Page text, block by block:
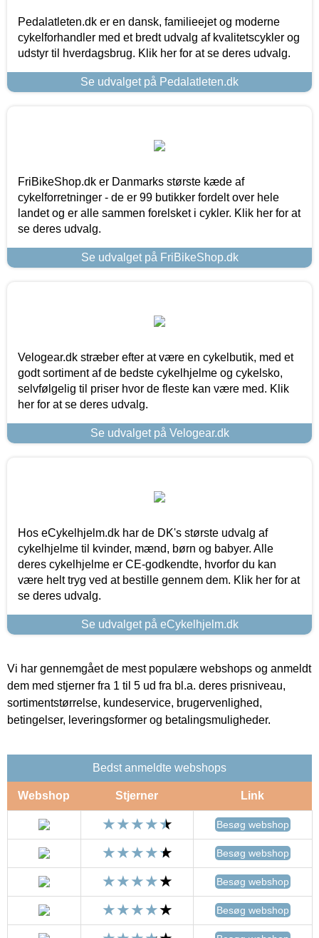
Pedalatleten.dk er en dansk, familieejet og moderne
cykelforhandler med et bredt udvalg af kvalitetscykler og
udstyr til hverdagsbrug. Klik her for at se deres udvalg.
Se udvalget på Pedalatleten.dk
FriBikeShop.dk er Danmarks største kæde af
cykelforretninger - de er 99 butikker fordelt over hele
landet og er alle sammen forelsket i cykler. Klik her for at
se deres udvalg.
Se udvalget på FriBikeShop.dk
Velogear.dk stræber efter at være en cykelbutik, med et
godt sortiment af de bedste cykelhjelme og cykelsko,
selvfølgelig til priser hvor de fleste kan være med. Klik
her for at se deres udvalg.
Se udvalget på Velogear.dk
Hos eCykelhjelm.dk har de DK's største udvalg af
cykelhjelme til kvinder, mænd, børn og babyer. Alle
deres cykelhjelme er CE-godkendte, hvorfor du kan
være helt tryg ved at bestille gennem dem. Klik her for at
se deres udvalg.
Se udvalget på eCykelhjelm.dk
Vi har gennemgået de mest populære webshops og anmeldt
dem med stjerner fra 1 til 5 ud fra bl.a. deres prisniveau,
sortimentstørrelse, kundeservice, brugervenlighed,
betingelser, leveringsformer og betalingsmuligheder.
Bedst anmeldte webshops
Webshop Stjerner Link
Besøg webshop
Besøg webshop
Besøg webshop
Besøg webshop